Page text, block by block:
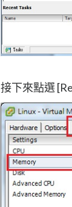
接下來點選